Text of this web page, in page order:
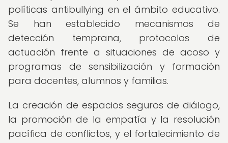
políticas antibullying en el ámbito educativo.
Se han establecido mecanismos de
detección temprana, protocolos de
actuación frente a situaciones de acoso y
programas de sensibilización y formación
para docentes, alumnos y familias.
La creación de espacios seguros de diálogo,
la promoción de la empatía y la resolución
pacífica de conflictos, y el fortalecimiento de